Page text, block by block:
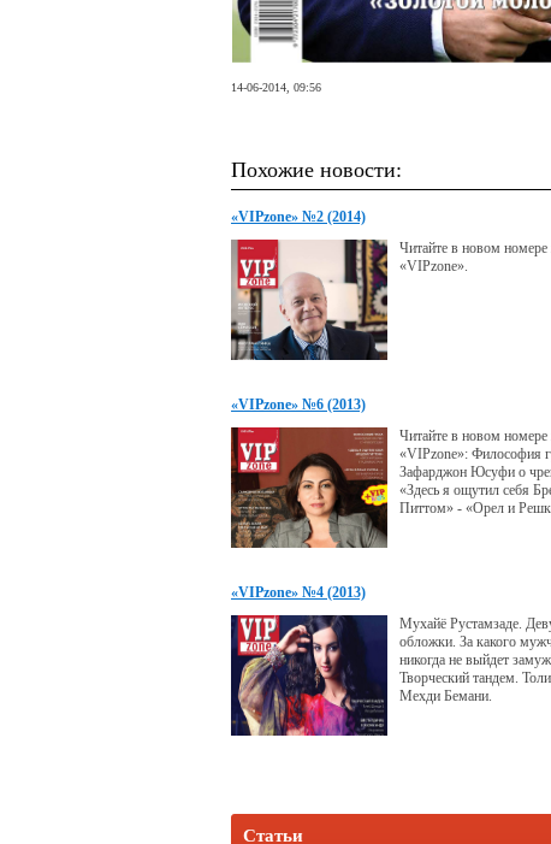
14-06-2014, 09:56
Похожие новости:
«VIPzone» №2 (2014)
Читайте в новом номере
«VIPzone».
«VIPzone» №6 (2013)
Читайте в новом номере
«VIPzone»: Философия
Зафарджон Юсуфи о
«Здесь я ощутил себя
Питтом» - «Орел и
«VIPzone» №4 (2013)
Мухайё Рустамзаде.
обложки. За какого
никогда не выйдет
Творческий тандем.
Мехди Бемани.
Статьи